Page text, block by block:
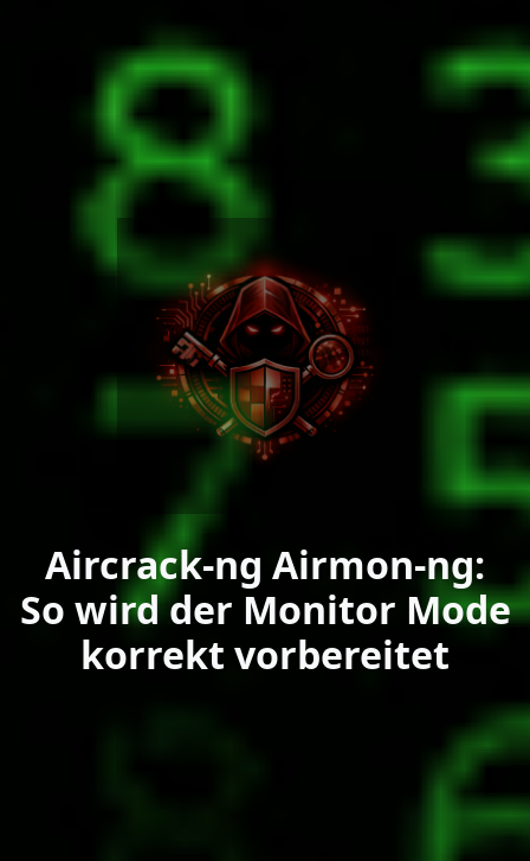
Aircrack-ng Airmon-ng:
So wird der Monitor Mode
korrekt vorbereitet